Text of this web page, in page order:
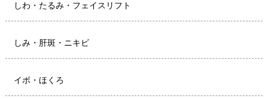
しわ・たるみ・フェイスリフト
しみ・肝斑・ニキビ
イボ・ほくろ